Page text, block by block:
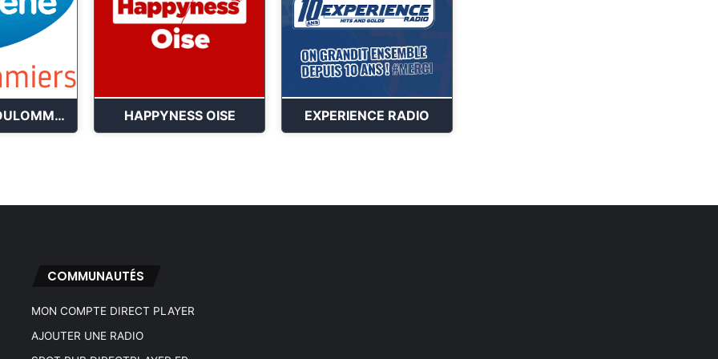
OXYGENE COULOMMIERS HAPPYNESS OISE EXPERIENCE RADIO
COMMUNAUTÉS
MON COMPTE DIRECT PLAYER
AJOUTER UNE RADIO